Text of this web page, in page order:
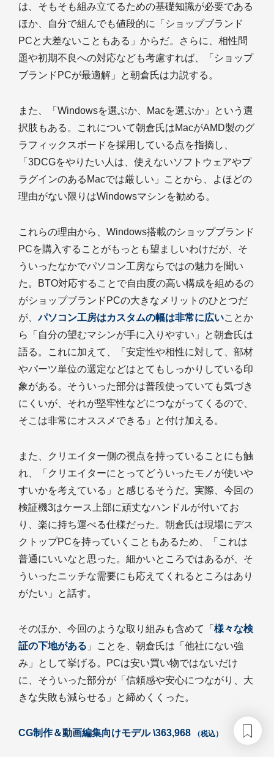
は、そもそも組み立てるための基礎知識が必要である
ほか、自分で組んでも値段的に「ショップブランド
PCと大差ないこともある」からだ。さらに、相性問
題や初期不良への対応なども考慮すれば、「ショップ
ブランドPCが最適解」と朝倉氏は力説する。
また、「Windowsを選ぶか、Macを選ぶか」という選
択肢もある。これについて朝倉氏はMacがAMD製のグ
ラフィックスボードを採用している点を指摘し、
「3DCGをやりたい人は、使えないソフトウェアやプ
ラグインのあるMacでは厳しい」ことから、よほどの
理由がない限りはWindowsマシンを勧める。
これらの理由から、Windows搭載のショップブランド
PCを購入することがもっとも望ましいわけだが、そ
ういったなかでパソコン工房ならではの魅力を聞い
た。BTO対応することで自由度の高い構成を組めるの
がショップブランドPCの大きなメリットのひとつだ
が、パソコン工房はカスタムの幅は非常に広いことか
ら「自分の望むマシンが手に入りやすい」と朝倉氏は
語る。これに加えて、「安定性や相性に対して、部材
やパーツ単位の選定などはとてもしっかりしている印
象がある。そういった部分は普段使っていても気づき
にくいが、それが堅牢性などにつながってくるので、
そこは非常にオススメできる」と付け加える。
また、クリエイター側の視点を持っていることにも触
れ、「クリエイターにとってどういったモノが使いや
すいかを考えている」と感じるそうだ。実際、今回の
検証機3はケース上部に頑丈なハンドルが付いてお
り、楽に持ち運べる仕様だった。朝倉氏は現場にデス
クトップPCを持っていくこともあるため、「これは
普通にいいなと思った。細かいところではあるが、そ
ういったニッチな需要にも応えてくれるところはあり
がたい」と話す。
そのほか、今回のような取り組みも含めて「 様々な検
証の下地がある 」ことを、朝倉氏は「他社にない強
み」として挙げる。PCは安い買い物ではないだけ
に、そういった部分が「信頼感や安心につながり、大
きな失敗も減らせる」と締めくくった。
CG制作＆動画編集向けモデル \363,968 （税込）